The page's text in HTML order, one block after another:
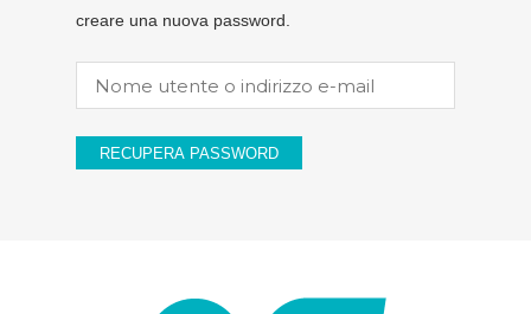
creare una nuova password.
RECUPERA PASSWORD